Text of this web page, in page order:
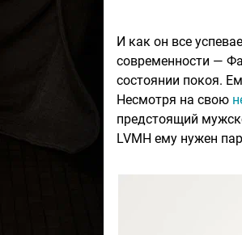
И как он все
современности —
состоянии покоя.
Несмотря на свою
предстоящий
LVMH ему нужен